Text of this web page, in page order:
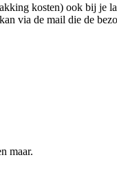
kosten) ook bij
via de mail die de
maar.